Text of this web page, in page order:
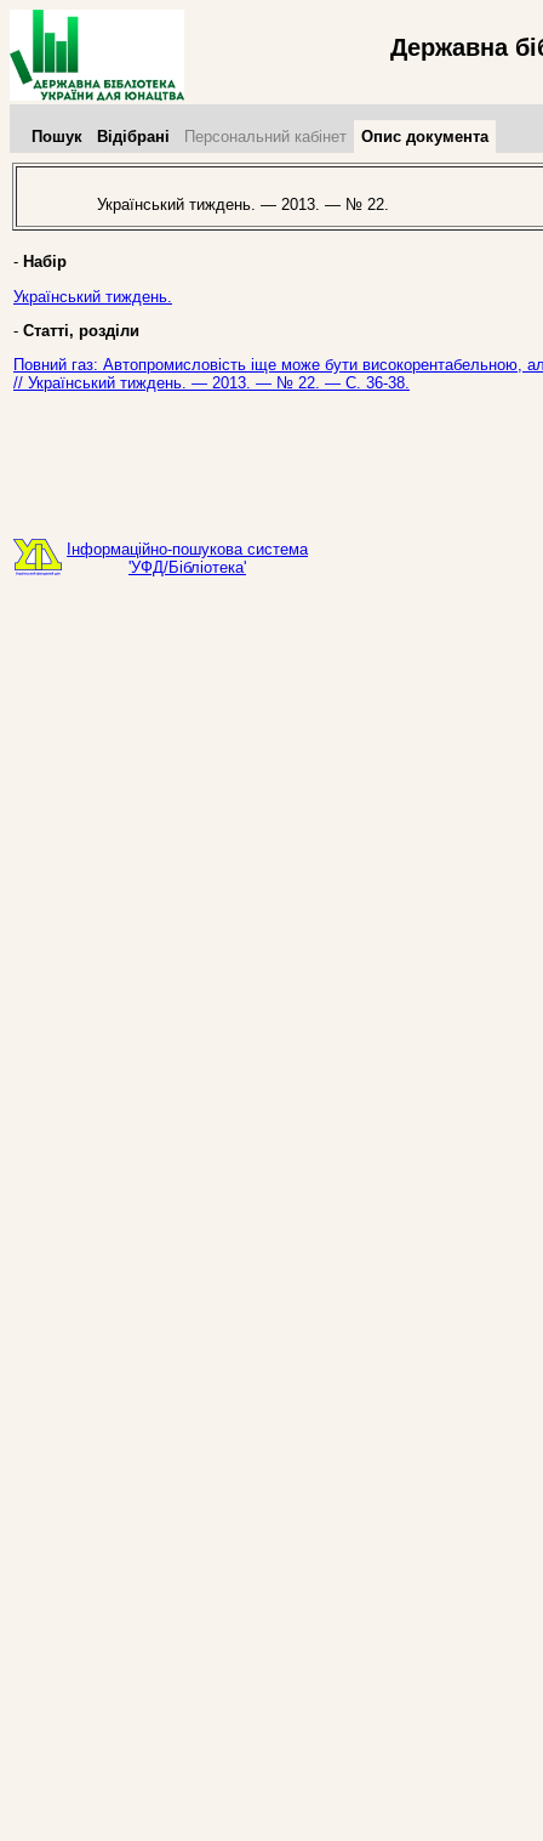
Державна
Пошук Відібрані Персональний кабінет Опис документа
Український тиждень. — 2013. — № 22.
- Набір
Український тиждень.
- Статті, розділи
Повний газ: Автопромисловість іще може бути високорентабельною,
// Український тиждень. — 2013. — № 22. — С. 36-38.
Інформаційно-пошукова система
'УФД/Бібліотека'